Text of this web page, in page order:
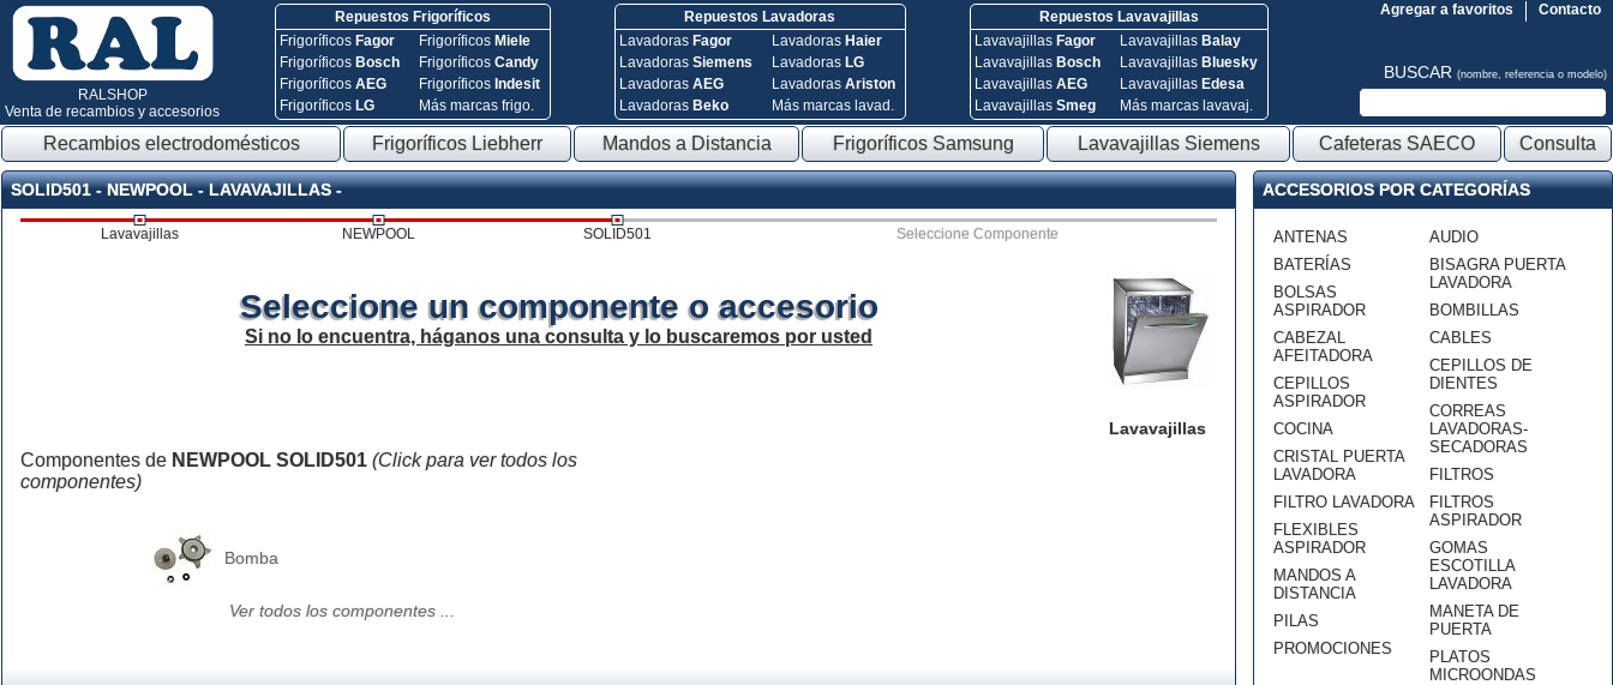
RALSHOP
Venta de recambios y accesorios
Repuestos Frigoríficos
Frigoríficos Fagor
Frigoríficos Bosch
FrigoríficosAEG
Frigoríficos LG
Frigoríficos Miele
FrigoríficosCandy
Frigoríficos Indesit
Más marcas frigo.
Repuestos Lavadoras
Lavadoras Fagor
Lavadoras Siemens
Lavadoras AEG
Lavadoras Beko
Lavadoras Haier
Lavadoras LG
Lavadoras Ariston
Más marcas lavad.
Repuestos Lavavajillas
Lavavajillas Fagor
Lavavajillas Bosch
Lavavajillas AEG
Lavavajillas Smeg
Lavavajillas Balay
Lavavajillas Bluesky
Lavavajillas Edesa
Más marcas lavavaj.
Contacto
Agregar a favoritos
BUSCAR (nombre, referencia o modelo)
Recambios electrodomésticos Frigoríficos Liebherr Mandos a Distancia Frigoríficos Samsung Lavavajillas Siemens Cafeteras SAECO Consulta
SOLID501 - NEWPOOL - LAVAVAJILLAS -
Lavavajillas NEWPOOL SOLID501 Seleccione Componente
Lavavajillas
Seleccione un componente o accesorio
Si no lo encuentra, háganos una consulta y lo buscaremos por usted
Componentes de NEWPOOL SOLID501 (Click para ver todos los
componentes)
Bomba
Ver todos los componentes ...
ACCESORIOS POR CATEGORÍAS
ANTENAS
BATERÍAS
BOLSAS
ASPIRADOR
CABEZAL
AFEITADORA
CEPILLOS
ASPIRADOR
COCINA
CRISTAL PUERTA
LAVADORA
FILTRO LAVADORA
FLEXIBLES
ASPIRADOR
MANDOS A
DISTANCIA
PILAS
PROMOCIONES
AUDIO
BISAGRA PUERTA
LAVADORA
BOMBILLAS
CABLES
CEPILLOS DE
DIENTES
CORREAS
LAVADORAS-
SECADORAS
FILTROS
FILTROS
ASPIRADOR
GOMAS
ESCOTILLA
LAVADORA
MANETA DE
PUERTA
PLATOS
MICROONDAS